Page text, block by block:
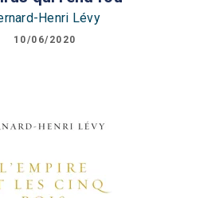
Henri Lévy
10/06/2020